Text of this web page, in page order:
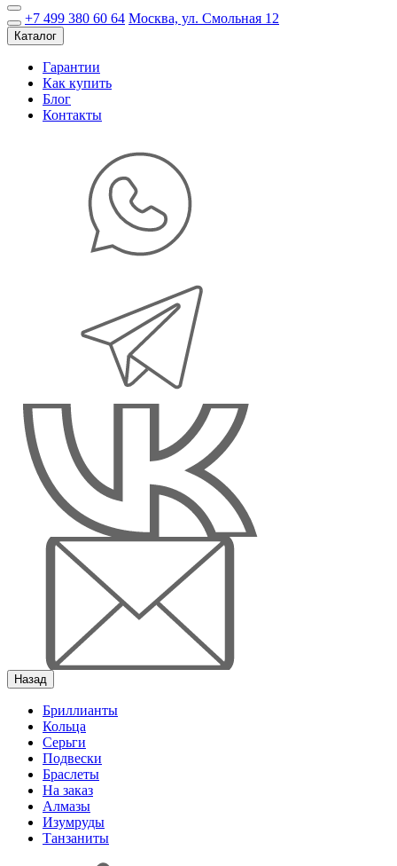
+7 499 380 60 64 Москва, ул. Смольная 12
Каталог
Гарантии
Как купить
Блог
Контакты
Назад
Бриллианты
Кольца
Серьги
Подвески
Браслеты
На заказ
Алмазы
Изумруды
Танзаниты